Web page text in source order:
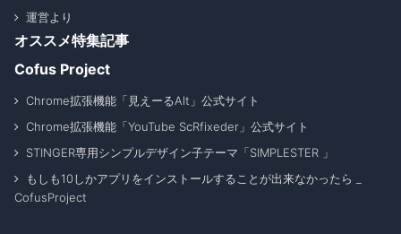
運営より
オススメ特集記事
Cofus Project
Chrome拡張機能「見えーるAlt」公式サイト
Chrome拡張機能「YouTube ScRfixeder」公式サイト
STINGER専用シンプルデザイン子テーマ「SIMPLESTER 」
もしも10しかアプリをインストールすることが出来なかったら _
CofusProject